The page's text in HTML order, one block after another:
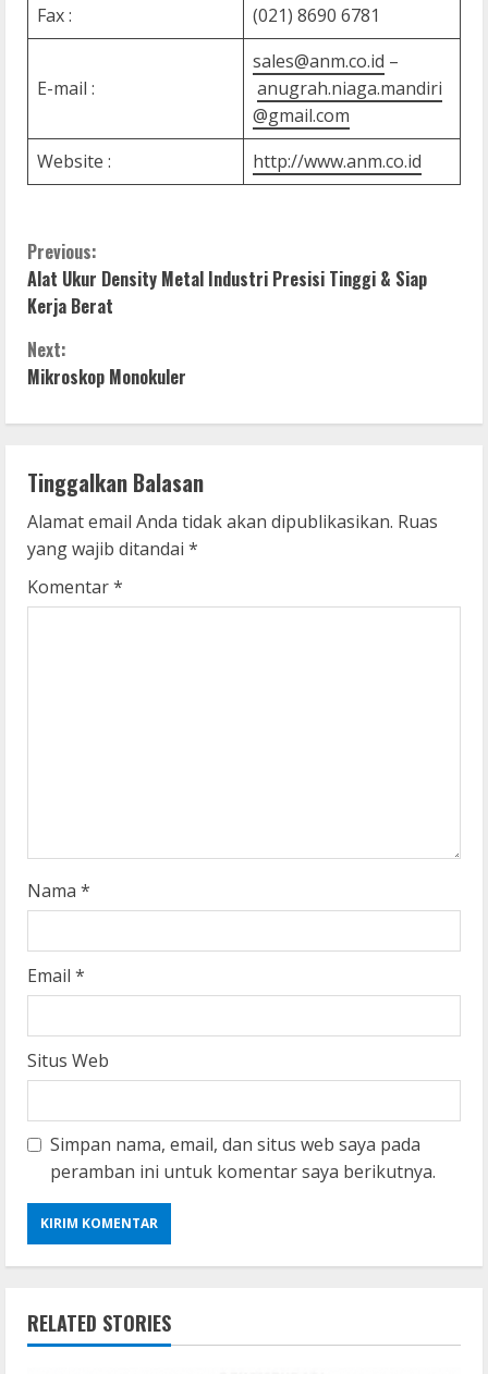
Fax :
(021) 8690 6781
E-mail :
sales@anm.co.id –
anugrah.niaga.mandiri
@gmail.com
Website :
http://www.anm.co.id
C
o
n
t
i
n
u
e
n
g
Previous:
Alat Ukur Density Metal Industri Presisi Tinggi & Siap
Kerja Berat
Next:
Mikroskop Monokuler
Tinggalkan Balasan
Alamat email Anda tidak akan dipublikasikan. Ruas
yang wajib ditandai *
Komentar*
Nama *
Email *
Situs Web
Simpan nama, email, dan situs web saya pada
peramban ini untuk komentar saya berikutnya.
RELATED STORIES